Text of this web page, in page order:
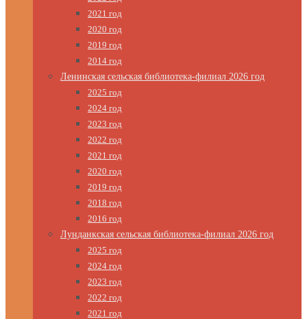
2021 год
2020 год
2019 год
2014 год
Ленинская сельская библиотека-филиал 2026 год
2025 год
2024 год
2023 год
2022 год
2021 год
2020 год
2019 год
2018 год
2016 год
Лунданкская сельская библиотека-филиал 2026 год
2025 год
2024 год
2023 год
2022 год
2021 год